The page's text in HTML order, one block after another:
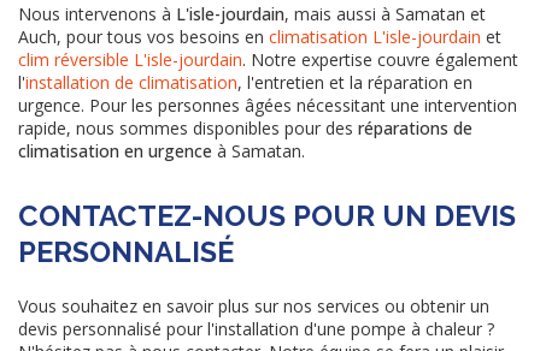
Nous intervenons à L'isle-jourdain, mais aussi à Samatan et
Auch, pour tous vos besoins en climatisation L'isle-jourdain et
clim réversible L'isle-jourdain. Notre expertise couvre également
l'installation de climatisation, l'entretien et la réparation en
urgence. Pour les personnes âgées nécessitant une intervention
rapide, nous sommes disponibles pour des réparations de
climatisation en urgence à Samatan.
CONTACTEZ-NOUS POUR UN DEVIS
PERSONNALISÉ
Vous souhaitez en savoir plus sur nos services ou obtenir un
devis personnalisé pour l'installation d'une pompe à chaleur ?